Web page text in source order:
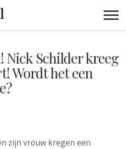
Nick Schilder kreeg
Wordt het een
zijn vrouw kregen een